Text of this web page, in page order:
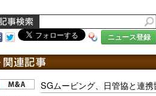
ニュース登録
SGムービング、日管協と連携